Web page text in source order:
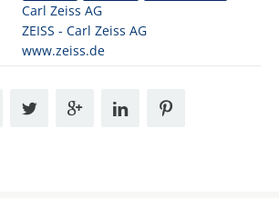
Carl Zeiss AG
ZEISS - Carl Zeiss AG
www.zeiss.de